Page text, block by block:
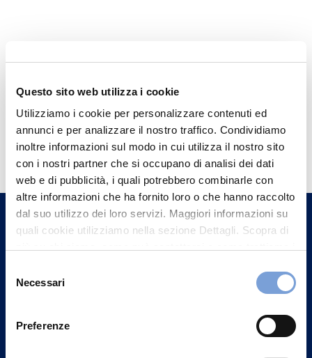
Questo sito web utilizza i cookie
Utilizziamo i cookie per personalizzare contenuti ed
annunci e per analizzare il nostro traffico. Condividiamo
inoltre informazioni sul modo in cui utilizza il nostro sito
con i nostri partner che si occupano di analisi dei dati
web e di pubblicità, i quali potrebbero combinarle con
altre informazioni che ha fornito loro o che hanno raccolto
dal suo utilizzo dei loro servizi. Maggiori informazioni su
quali cookie utilizziamo nella sezione Dettagli. Scopra di
può trovare nel footer del sito nella sezione "Informativa
delNecessari
Preferenze
Hai bisogno di
informazioni?
Trova l'Agenzia più vicina a te e parla con
un nostro Agente.